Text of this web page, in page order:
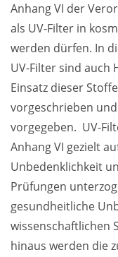
Anhang VI der
als UV-Filter in
werden dürfen. In
UV-Filter sind
Einsatz dieser
vorgeschrieben
vorgegeben.  UV-
Anhang VI gezielt
Unbedenklichkeit
Prüfungen
gesundheitliche
wissenschaftlichen
hinaus werden die